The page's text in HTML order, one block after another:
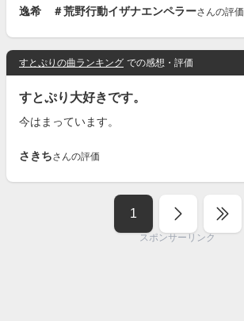
逸希 ＃荒野行動イザナエンペラーさんの評価
すとぷりの曲ランキング での感想・評価
すとぷり大好きです。
今はまっています。
さきちさんの評価
1
スポンサーリンク